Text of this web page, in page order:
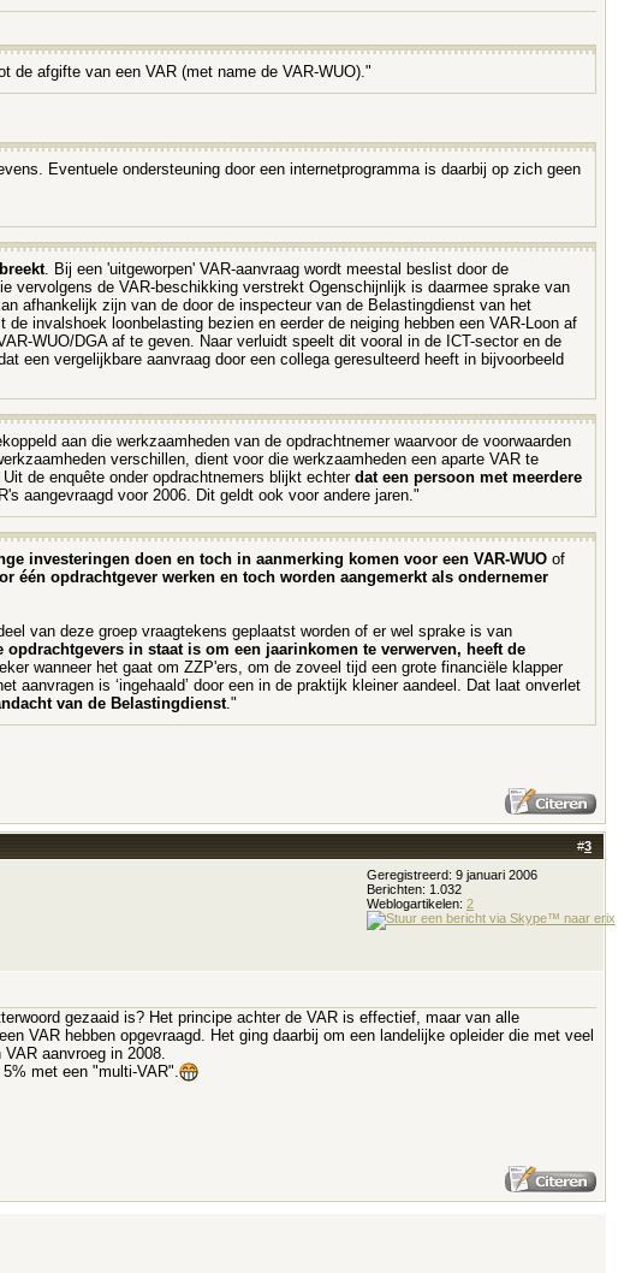
de afgifte van een VAR (met name de VAR-WUO)."
Eventuele ondersteuning door een internetprogramma is daarbij op zich geen
. Bij een 'uitgeworpen' VAR-aanvraag wordt meestal beslist door de
vervolgens de VAR-beschikking verstrekt Ogenschijnlijk is daarmee sprake van
afhankelijk zijn van de door de inspecteur van de Belastingdienst van het
invalshoek loonbelasting bezien en eerder de neiging hebben een VAR-Loon af
WUO/DGA af te geven. Naar verluidt speelt dit vooral in de ICT-sector en de
een vergelijkbare aanvraag door een collega geresulteerd heeft in bijvoorbeeld
aan die werkzaamheden van de opdrachtnemer waarvoor de voorwaarden
verschillen, dient voor die werkzaamheden een aparte VAR te
de enquête onder opdrachtnemers blijkt echter dat een persoon met meerdere
aangevraagd voor 2006. Dit geldt ook voor andere jaren."
investeringen doen en toch in aanmerking komen voor een VAR-WUO of
één opdrachtgever werken en toch worden aangemerkt als ondernemer
van deze groep vraagtekens geplaatst worden of er wel sprake is van
opdrachtgevers in staat is om een jaarinkomen te verwerven, heeft de
wanneer het gaat om ZZP'ers, om de zoveel tijd een grote financiële klapper
is ‘ingehaald’ door een in de praktijk kleiner aandeel. Dat laat onverlet
van de Belastingdienst."
#3
Geregistreerd: 9 januari 2006
Berichten: 1.032
Weblogartikelen: 2
gezaaid is? Het principe achter de VAR is effectief, maar van alle
VAR hebben opgevraagd. Het ging daarbij om een landelijke opleider die met veel
aanvroeg in 2008.
met een "multi-VAR".